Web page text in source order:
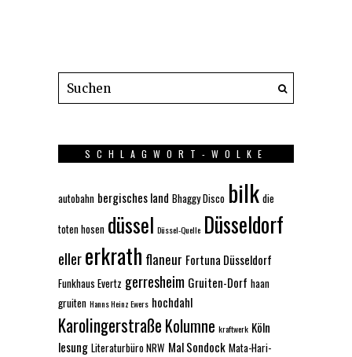
SCHLAGWORT-WOLKE
autobahn bergisches land Bhaggy Disco bilk die
toten hosen düssel Düssel-Quelle Düsseldorf
ellererkrath flaneur Fortuna Düsseldorf
Funkhaus Evertz gerresheim Gruiten-Dorf haan
gruiten Hanns Heinz Ewers hochdahl
Karolingerstraße Kolumne kraftwerk Köln
lesung Literaturbüro NRW Mal Sondock Mata-Hari-